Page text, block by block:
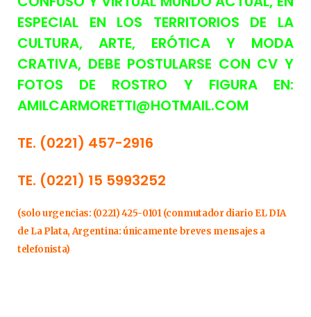
ESPECIAL EN LOS TERRITORIOS DE LA
CULTURA, ARTE, ERÓTICA Y MODA
CRATIVA, DEBE POSTULARSE CON CV Y
FOTOS DE ROSTRO Y FIGURA EN:
AMILCARMORETTI@HOTMAIL.COM
TE. (0221) 457-2916
TE. (0221) 15 5993252
(solo urgencias: (0221) 425-0101 (conmutador diario EL DIA
de La Plata, Argentina: únicamente breves mensajes a
telefonista)